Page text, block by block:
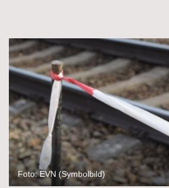
Foto: EVN (Symbolbild)